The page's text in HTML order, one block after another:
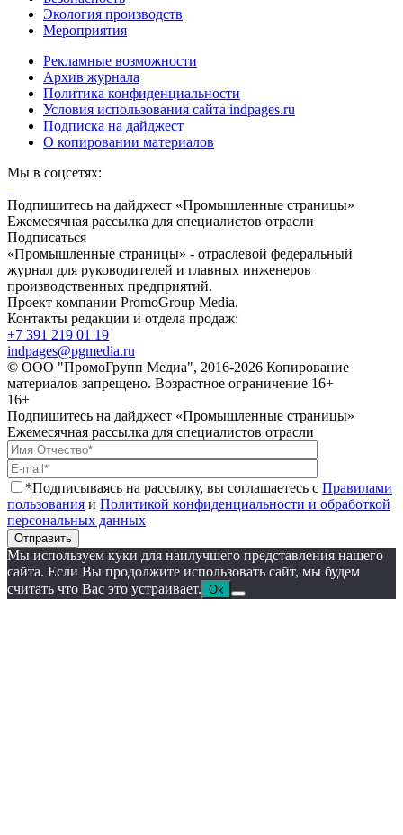
Экология производств
Мероприятия
Рекламные возможности
Архив журнала
Политика конфиденциальности
Условия использования сайта indpages.ru
Подписка на дайджест
О копировании материалов
Мы в соцсетях:
Подпишитесь на дайджест «Промышленные страницы»
Ежемесячная рассылка для специалистов отрасли
Подписаться
«Промышленные страницы» - отраслевой федеральный
журнал для руководителей и главных инженеров
производственных предприятий.
Проект компании PromoGroup Media.
Контакты редакции и отдела продаж:
+7 391 219 01 19
indpages@pgmedia.ru
© ООО "ПромоГрупп Медиа", 2016-2026 Копирование
материалов запрещено. Возрастное ограничение 16+
16+
Подпишитесь на дайджест «Промышленные страницы»
Ежемесячная рассылка для специалистов отрасли
*Подписываясь на рассылку, вы соглашаетесь с Правилами
пользования и Политикой конфиденциальности и обработкой
персональных данных
Отправить
Мы используем куки для наилучшего представления нашего
сайта. Если Вы продолжите использовать сайт, мы будем
считать что Вас это устраивает. Ok